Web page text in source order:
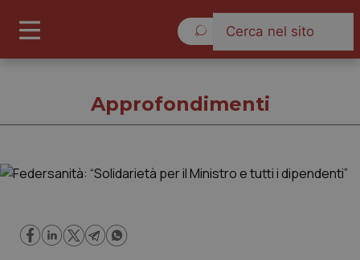
Cronache
Approfondimenti